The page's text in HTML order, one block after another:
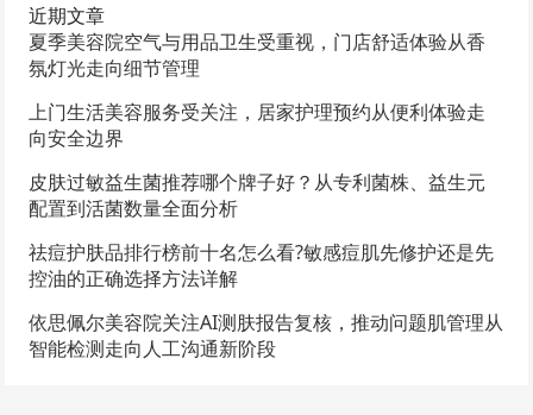
近期文章
夏季美容院空气与用品卫生受重视，门店舒适体验从香
氛灯光走向细节管理
上门生活美容服务受关注，居家护理预约从便利体验走
向安全边界
皮肤过敏益生菌推荐哪个牌子好？从专利菌株、益生元
配置到活菌数量全面分析
祛痘护肤品排行榜前十名怎么看?敏感痘肌先修护还是先
控油的正确选择方法详解
依思佩尔美容院关注AI测肤报告复核，推动问题肌管理从
智能检测走向人工沟通新阶段